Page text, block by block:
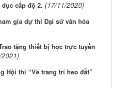
cấp độ 2. (17/11/2020)
gia dự thi Đại sứ văn hóa
tặng thiết bị học trực tuyến
Hội thi “Vẽ trang trí heo đất”